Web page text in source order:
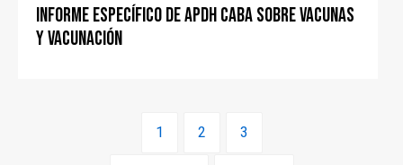
Informe específico de APDH CABA sobre vacunas
y vacunación
Página
1 Page
2 Page
3